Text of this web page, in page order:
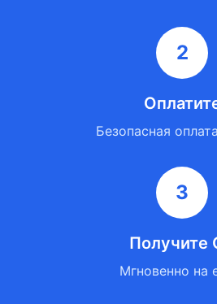
2
Безопасная
3
Получите
Мгновенно на